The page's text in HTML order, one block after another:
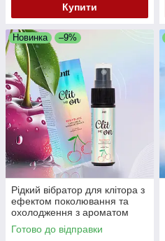
Купити
Новинка –9%
Рідкий вібратор для клітора з
ефектом поколювання та
охолодження з ароматом
червоних фруктів Intt Clit Me
On Red Fruits, 12 мл
Готово до відправки